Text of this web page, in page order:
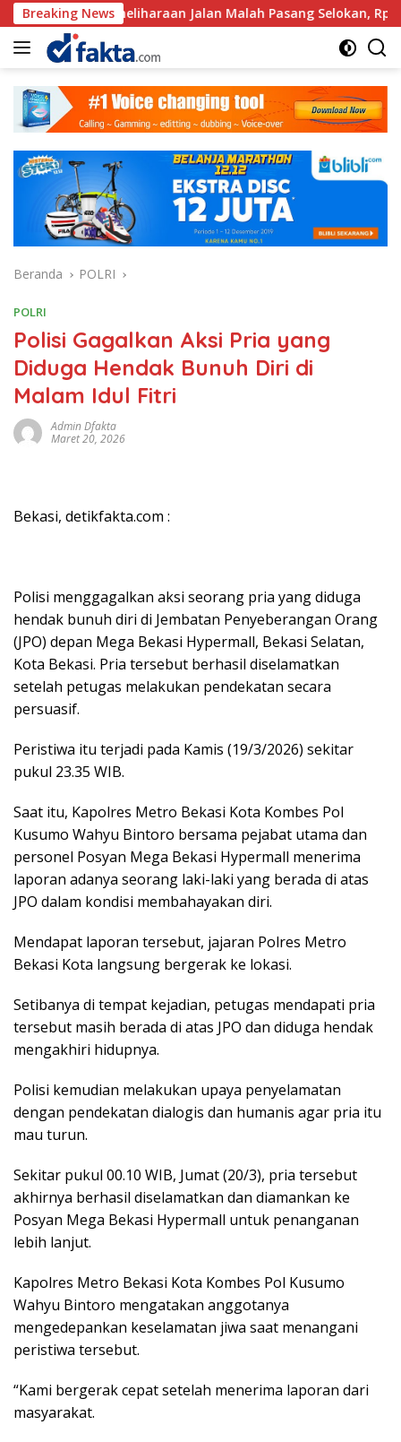
Langsung
ke
konten
Breaking NewsJalan Malah Pasang Selokan, Rp.581.850.000Juta
Beranda POLRI
POLRI
Polisi Gagalkan Aksi Pria yang
Diduga Hendak Bunuh Diri di
Malam Idul Fitri
Admin Dfakta
Maret 20, 2026
Bekasi, detikfakta.com :
Polisi menggagalkan aksi seorang pria yang diduga
hendak bunuh diri di Jembatan Penyeberangan Orang
(JPO) depan Mega Bekasi Hypermall, Bekasi Selatan,
Kota Bekasi. Pria tersebut berhasil diselamatkan
setelah petugas melakukan pendekatan secara
persuasif.
Peristiwa itu terjadi pada Kamis (19/3/2026) sekitar
pukul 23.35 WIB.
Saat itu, Kapolres Metro Bekasi Kota Kombes Pol
Kusumo Wahyu Bintoro bersama pejabat utama dan
personel Posyan Mega Bekasi Hypermall menerima
laporan adanya seorang laki-laki yang berada di atas
JPO dalam kondisi membahayakan diri.
Mendapat laporan tersebut, jajaran Polres Metro
Bekasi Kota langsung bergerak ke lokasi.
Setibanya di tempat kejadian, petugas mendapati pria
tersebut masih berada di atas JPO dan diduga hendak
mengakhiri hidupnya.
Polisi kemudian melakukan upaya penyelamatan
dengan pendekatan dialogis dan humanis agar pria itu
mau turun.
Sekitar pukul 00.10 WIB, Jumat (20/3), pria tersebut
akhirnya berhasil diselamatkan dan diamankan ke
Posyan Mega Bekasi Hypermall untuk penanganan
lebih lanjut.
Kapolres Metro Bekasi Kota Kombes Pol Kusumo
Wahyu Bintoro mengatakan anggotanya
mengedepankan keselamatan jiwa saat menangani
peristiwa tersebut.
“Kami bergerak cepat setelah menerima laporan dari
masyarakat.